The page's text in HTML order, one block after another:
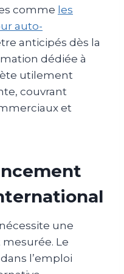
comme les
auto-
anticipés dès la
dédiée à
utilement
couvrant
et
une
Le
l’emploi